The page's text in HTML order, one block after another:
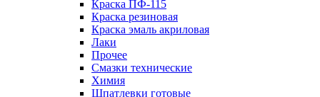
Краска ПФ-115
Краска резиновая
Краска эмаль акриловая
Лаки
Прочее
Смазки технические
Химия
Шпатлевки готовые